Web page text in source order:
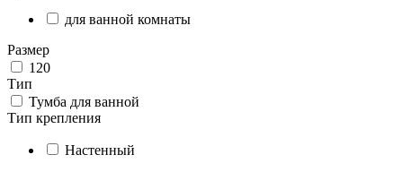
для ванной комнаты
Размер
120
Тип
Тумба для ванной
Тип крепления
Настенный